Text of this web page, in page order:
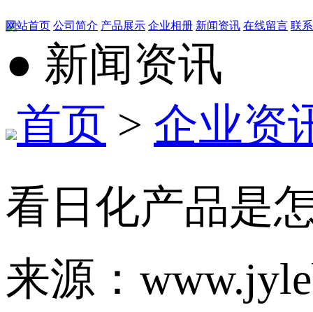
网站首页 公司简介 产品展示 企业相册 新闻资讯 在线留言 联
● 新闻资讯
首页 > 企业资
看日化产品是
来源：